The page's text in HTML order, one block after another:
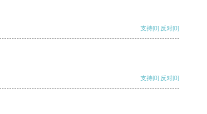
支持[0] 反对[0]
支持[0] 反对[0]